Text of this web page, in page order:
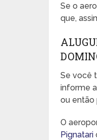
Se o
que,
Se você
informe
ou então
O
Pignatari